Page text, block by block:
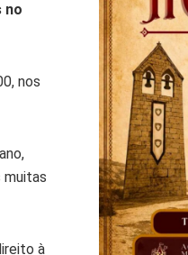
no
nos
muitas
à